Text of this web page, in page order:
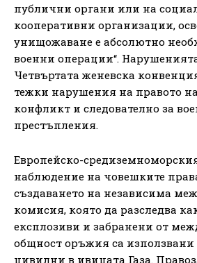
публични органи или на
кооперативни организации,
унищожаване е абсолютно
военни операции“.
Четвъртата женевска
тежки нарушения на правото
конфликт и следователно за
престъпления.
Европейско-
наблюдение на човешките
създаването на независима
комисия, която да разследва
експлозиви и забранени от
общност оръжия са използвани
цивилни в ивицата Газа.